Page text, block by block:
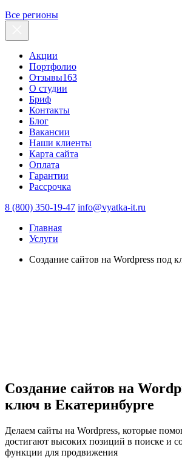
Все регионы
Акции
Портфолио
Отзывы163
О студии
Бриф
Контакты
Блог
Вакансии
Наши клиенты
Карта сайта
Оплата
Гарантии
Рассрочка
8 (800) 350-19-47 info@vyatka-it.ru
Главная
Услуги
Создание сайтов на Wordpress под
Создание сайтов на
ключ в Екатеринбурге
Делаем сайты на Wordpress, которые
достигают высоких позиций в поиске и
функции для продвижения